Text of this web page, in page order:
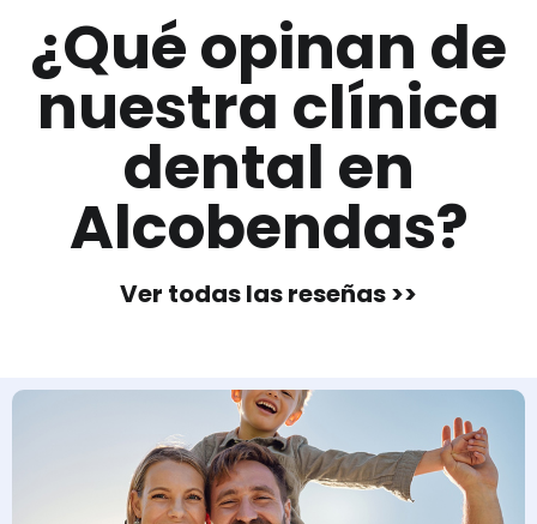
¿Qué opinan de
nuestra clínica
dental en
Alcobendas?
Ver todas las reseñas >>